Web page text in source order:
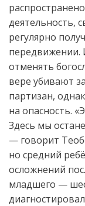
деятельность,
регулярно
передвижении.
отменять
вере убивают
партизан,
на опасность.
Здесь мы
— говорит
но средний
осложнений
младшего —